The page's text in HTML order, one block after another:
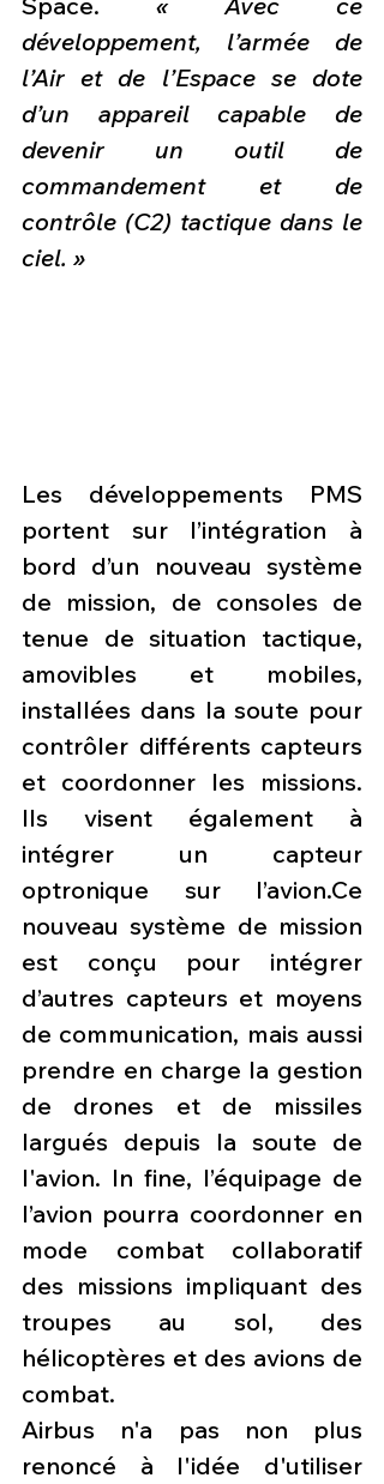
développement, l’armée de
l’Air et de l’Espace se dote
d’un appareil capable de
devenir un outil de
commandement et de
contrôle (C2) tactique dans le
ciel. »
Les développements PMS
portent sur l’intégration à
bord d’un nouveau système
de mission, de consoles de
tenue de situation tactique,
amovibles et mobiles,
installées dans la soute pour
contrôler différents capteurs
et coordonner les missions.
Ils visent également à
intégrer un capteur
optronique sur l’avion.Ce
nouveau système de mission
est conçu pour intégrer
d’autres capteurs et moyens
de communication, mais aussi
prendre en charge la gestion
de drones et de missiles
largués depuis la soute de
l'avion. In fine, l’équipage de
l’avion pourra coordonner en
mode combat collaboratif
des missions impliquant des
troupes au sol, des
hélicoptères et des avions de
combat.
Airbus n'a pas non plus
renoncé à l'idée d'utiliser